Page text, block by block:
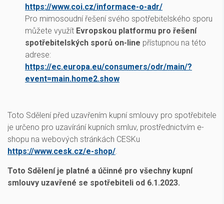
https://www.coi.cz/informace-o-adr/
Pro mimosoudní řešení svého spotřebitelského sporu
můžete využít Evropskou platformu pro řešení
spotřebitelských sporů on-line přístupnou na této
adrese:
https://ec.europa.eu/consumers/odr/main/?
event=main.home2.show
Toto Sdělení před uzavřením kupní smlouvy pro spotřebitele
je určeno pro uzavírání kupních smluv, prostřednictvím e-
shopu na webových stránkách CESKu
https://www.cesk.cz/e-shop/.
Toto Sdělení je platné a účinné pro všechny kupní
smlouvy uzavřené se spotřebiteli od 6.1.2023.